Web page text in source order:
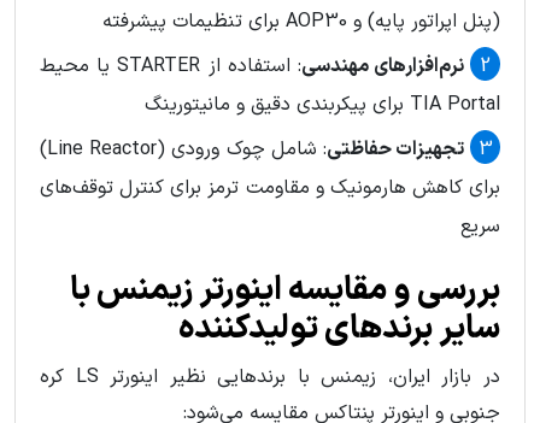
(پنل اپراتور پایه) و AOP30 برای تنظیمات پیشرفته
نرم‌افزارهای مهندسی
: استفاده از STARTER یا محیط
TIA Portal برای پیکربندی دقیق و مانیتورینگ
تجهیزات حفاظتی
: شامل چوک ورودی (Line Reactor)
برای کاهش هارمونیک و مقاومت ترمز برای کنترل توقف‌های
سریع
بررسی و مقایسه اينورتر زيمنس با
سایر برندهای تولیدکننده
در بازار ایران، زیمنس با برندهایی نظیر اینورتر LS کره
جنوبی و اینورتر پنتاکس مقایسه می‌شود: